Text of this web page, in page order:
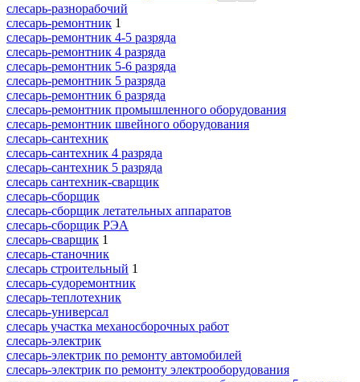
слесарь-разнорабочий
слесарь-ремонтник 1
слесарь-ремонтник 4-5 разряда
слесарь-ремонтник 4 разряда
слесарь-ремонтник 5-6 разряда
слесарь-ремонтник 5 разряда
слесарь-ремонтник 6 разряда
слесарь-ремонтник промышленного оборудования
слесарь-ремонтник швейного оборудования
слесарь-сантехник
слесарь-сантехник 4 разряда
слесарь-сантехник 5 разряда
слесарь сантехник-сварщик
слесарь-сборщик
слесарь-сборщик летательных аппаратов
слесарь-сборщик РЭА
слесарь-сварщик 1
слесарь-станочник
слесарь строительный 1
слесарь-судоремонтник
слесарь-теплотехник
слесарь-универсал
слесарь участка механосборочных работ
слесарь-электрик
слесарь-электрик по ремонту автомобилей
слесарь-электрик по ремонту электрооборудования